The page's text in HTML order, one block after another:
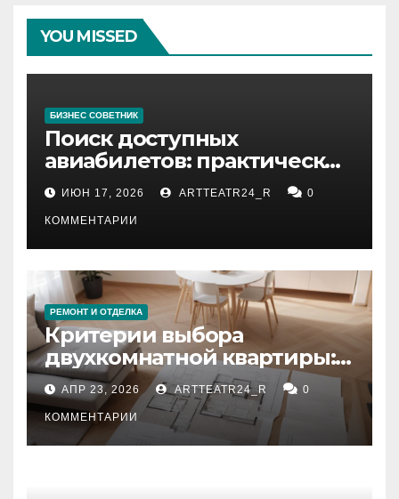
YOU MISSED
БИЗНЕС СОВЕТНИК
Поиск доступных
авиабилетов: практические
рекомендации
ИЮН 17, 2026 ARTTEATR24_R 0
КОММЕНТАРИИ
РЕМОНТ И ОТДЕЛКА
Критерии выбора
двухкомнатной квартиры:
планировка, площадь,
состояние и документация
АПР 23, 2026 ARTTEATR24_R 0
КОММЕНТАРИИ